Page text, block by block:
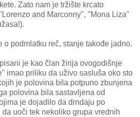
Zato nam je tržište krcato
and Marconny", "Mona Liza"
o podmlatku reč, stanje takođe jadno.
je kao član žirija ovogodišnje
imao priliku da uživo sasluša oko sto
je polovina bila potpuno zbunjena
polovina bila sastavljena od
je dojadilo da drndaju po
da uoči tek nekoliko grupa vrednih